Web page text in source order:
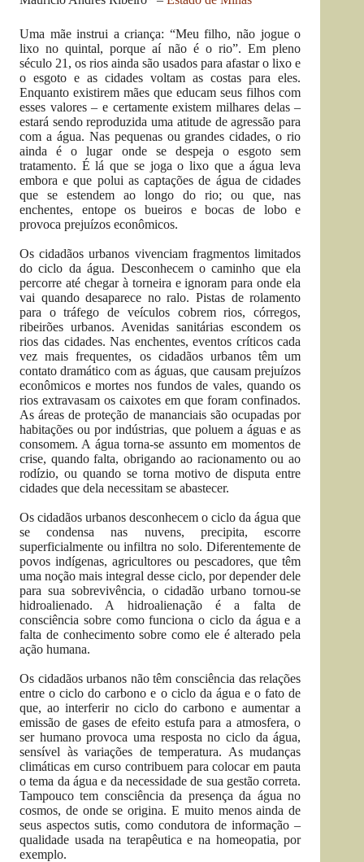
Uma mãe instrui a criança: “Meu filho, não jogue o
lixo no quintal, porque aí não é o rio”. Em pleno
século 21, os rios ainda são usados para afastar o lixo e
o esgoto e as cidades voltam as costas para eles.
Enquanto existirem mães que educam seus filhos com
esses valores – e certamente existem milhares delas –
estará sendo reproduzida uma atitude de agressão para
com a água. Nas pequenas ou grandes cidades, o rio
ainda é o lugar onde se despeja o esgoto sem
tratamento. É lá que se joga o lixo que a água leva
embora e que polui as captações de água de cidades
que se estendem ao longo do rio; ou que, nas
enchentes, entope os bueiros e bocas de lobo e
provoca prejuízos econômicos.
Os cidadãos urbanos vivenciam fragmentos limitados
do ciclo da água. Desconhecem o caminho que ela
percorre até chegar à torneira e ignoram para onde ela
vai quando desaparece no ralo. Pistas de rolamento
para o tráfego de veículos cobrem rios, córregos,
ribeirões urbanos. Avenidas sanitárias escondem os
rios das cidades. Nas enchentes, eventos críticos cada
vez mais frequentes, os cidadãos urbanos têm um
contato dramático com as águas, que causam prejuízos
econômicos e mortes nos fundos de vales, quando os
rios extravasam os caixotes em que foram confinados.
As áreas de proteção de mananciais são ocupadas por
habitações ou por indústrias, que poluem a águas e as
consomem. A água torna-se assunto em momentos de
crise, quando falta, obrigando ao racionamento ou ao
rodízio, ou quando se torna motivo de disputa entre
cidades que dela necessitam se abastecer.
Os cidadãos urbanos desconhecem o ciclo da água que
se condensa nas nuvens, precipita, escorre
superficialmente ou infiltra no solo. Diferentemente de
povos indígenas, agricultores ou pescadores, que têm
uma noção mais integral desse ciclo, por depender dele
para sua sobrevivência, o cidadão urbano tornou-se
hidroalienado. A hidroalienação é a falta de
consciência sobre como funciona o ciclo da água e a
falta de conhecimento sobre como ele é alterado pela
ação humana.
Os cidadãos urbanos não têm consciência das relações
entre o ciclo do carbono e o ciclo da água e o fato de
que, ao interferir no ciclo do carbono e aumentar a
emissão de gases de efeito estufa para a atmosfera, o
ser humano provoca uma resposta no ciclo da água,
sensível às variações de temperatura. As mudanças
climáticas em curso contribuem para colocar em pauta
o tema da água e da necessidade de sua gestão correta.
Tampouco tem consciência da presença da água no
cosmos, de onde se origina. E muito menos ainda de
seus aspectos sutis, como condutora de informação –
qualidade usada na terapêutica e na homeopatia, por
exemplo.